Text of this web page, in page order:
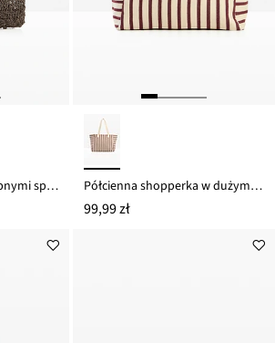
Torba shopper z ozdobnymi sprzączkami Półcienna shopperka w dużym rozmiarze
99,99 zł